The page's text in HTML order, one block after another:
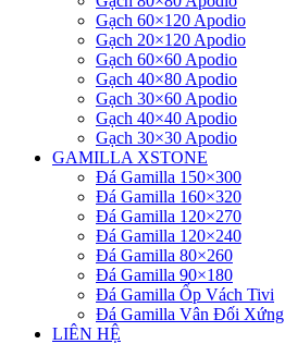
Gạch 60×120 Apodio
Gạch 20×120 Apodio
Gạch 60×60 Apodio
Gạch 40×80 Apodio
Gạch 30×60 Apodio
Gạch 40×40 Apodio
Gạch 30×30 Apodio
GAMILLA XSTONE
Đá Gamilla 150×300
Đá Gamilla 160×320
Đá Gamilla 120×270
Đá Gamilla 120×240
Đá Gamilla 80×260
Đá Gamilla 90×180
Đá Gamilla Ốp Vách Tivi
Đá Gamilla Vân Đối Xứng
LIÊN HỆ